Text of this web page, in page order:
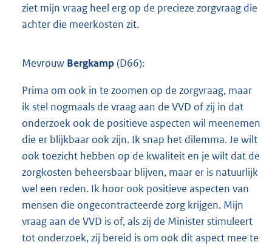
ziet mijn vraag heel erg op de precieze zorgvraag die
achter die meerkosten zit.
Mevrouw Bergkamp(D66):
Prima om ook in te zoomen op de zorgvraag, maar
ik stel nogmaals de vraag aan de VVD of zij in dat
onderzoek ook de positieve aspecten wil meenemen
die er blijkbaar ook zijn. Ik snap het dilemma. Je wilt
ook toezicht hebben op de kwaliteit en je wilt dat de
zorgkosten beheersbaar blijven, maar er is natuurlijk
wel een reden. Ik hoor ook positieve aspecten van
mensen die ongecontracteerde zorg krijgen. Mijn
vraag aan de VVD is of, als zij de Minister stimuleert
tot onderzoek, zij bereid is om ook dit aspect mee te